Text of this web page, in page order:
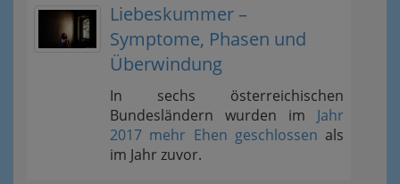
Liebeskummer –
Symptome, Phasen und
Überwindung
In sechs österreichischen
Bundesländern wurden im Jahr
2017 mehr Ehen geschlossen als
im Jahr zuvor.